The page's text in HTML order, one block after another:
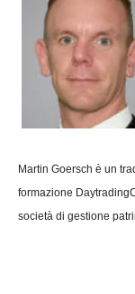
Martin Goersch è un
formazione
società di gestione